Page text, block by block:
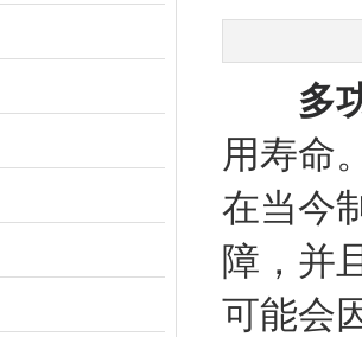
多
用寿命
在当今
障，并
可能会